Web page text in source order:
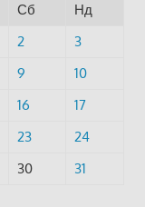
Сб
Нд
2
3
9
10
16
17
23
24
30 31